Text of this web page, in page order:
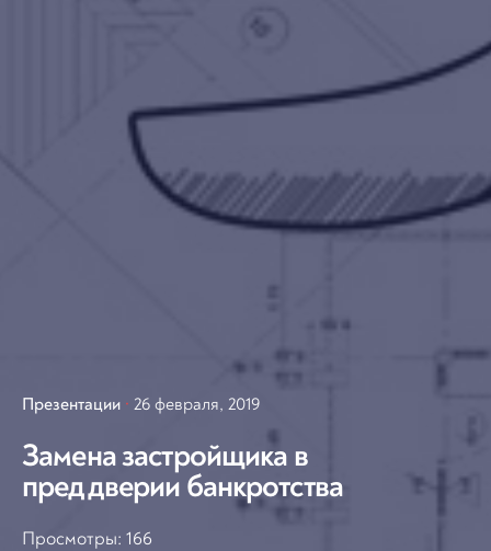
Презентации 26 февраля, 2019
Замена застройщика в
преддверии банкротства
Просмотры: 166